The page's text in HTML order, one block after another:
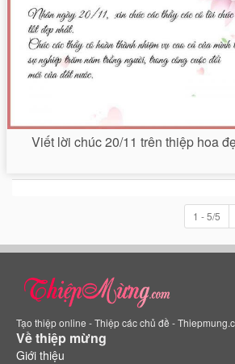
Viết lời chúc 20/11 trên thiệp hoa
1 - 5/5
Tạo thiệp online - Thiệp các chủ đề -
Về thiệp mừng
Giới thiệu